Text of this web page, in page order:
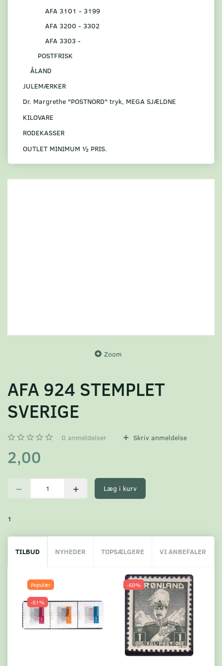
AFA 3101 - 3199
AFA 3200 - 3302
AFA 3303 -
POSTFRISK
ÅLAND
JULEMÆRKER
Dr. Margrethe "POSTNORD" tryk, MEGA SJÆLDNE
KILOVARE
RODEKASSER
OUTLET MINIMUM ½ PRIS.
Zoom
AFA 924 STEMPLET
SVERIGE
0 anmeldelser Skriv anmeldelse
2,00
Læg i kurv
1
TILBUD NYHEDER TOPSÆLGERE VI ANBEFALER
Populær
-51%
-50%